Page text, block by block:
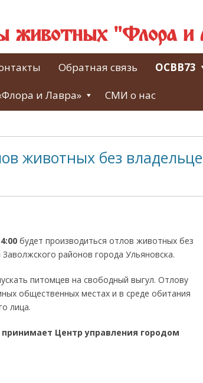
животных "Флора и
Обратная связь ОСВВ73
и Лавра» СМИ о нас
животных без
будет производиться отлов животных без
районов города Ульяновска.
питомцев на свободный выгул. Отлову
общественных местах и в среде обитания
лица.
принимает Центр управления